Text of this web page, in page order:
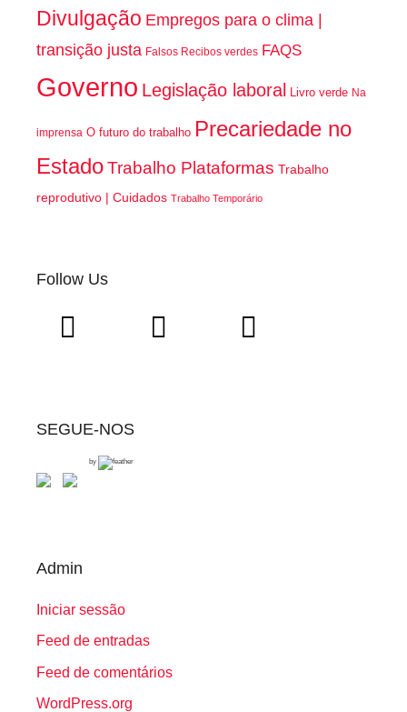
Divulgação Empregos para o clima |
transição justa Falsos Recibos verdes FAQS
Governo Legislação laboral Livro verde Na
imprensa O futuro do trabalho Precariedade no
EstadoTrabalho Plataformas Trabalho
reprodutivo | Cuidados Trabalho Temporário
Follow Us
SEGUE-NOS
by
Admin
Iniciar sessão
Feed de entradas
Feed de comentários
WordPress.org